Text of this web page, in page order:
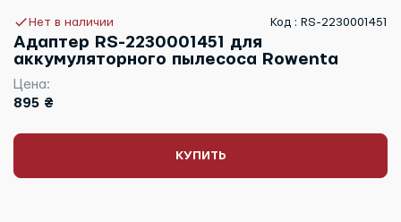
Нет в наличии Код : RS-2230001451
Адаптер RS-2230001451 для
аккумуляторного пылесоса Rowenta
Цена:
895 ₴
КУПИТЬ